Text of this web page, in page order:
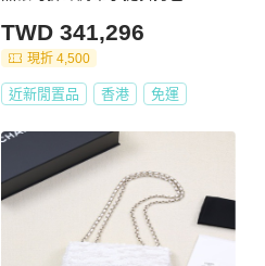
TWD 341,296
現折 4,500
近新閒置品 香港 免運